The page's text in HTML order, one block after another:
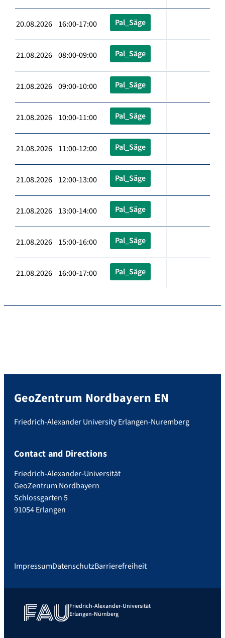
20.08.2026 16:00-17:00 Pal_Säge
21.08.2026 08:00-09:00 Pal_Säge
21.08.2026 09:00-10:00 Pal_Säge
21.08.2026 10:00-11:00 Pal_Säge
21.08.2026 11:00-12:00 Pal_Säge
21.08.2026 12:00-13:00 Pal_Säge
21.08.2026 13:00-14:00 Pal_Säge
21.08.2026 15:00-16:00 Pal_Säge
21.08.2026 16:00-17:00 Pal_Säge
GeoZentrum Nordbayern EN
Friedrich-Alexander University Erlangen-Nuremberg
Contact and Directions
Friedrich-Alexander-Universität
GeoZentrum Nordbayern
Schlossgarten 5
91054 Erlangen
ImpressumDatenschutzBarrierefreiheit
Friedrich-Alexander-Universität
Erlangen-Nürnberg